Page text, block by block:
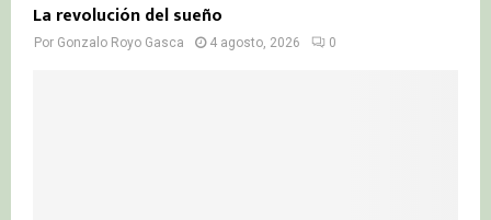
La revolución del sueño
Por Gonzalo Royo Gasca 4 agosto, 2026 0